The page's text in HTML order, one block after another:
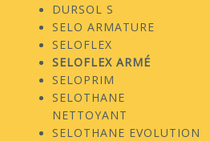
DURSOL S
SELO ARMATURE
SELOFLEX
SELOFLEX ARMÉ
SELOPRIM
SELOTHANE
NETTOYANT
SELOTHANE EVOLUTION